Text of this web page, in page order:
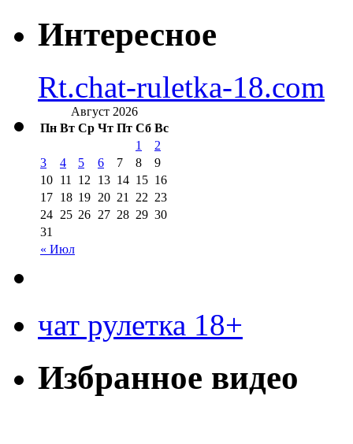
Интересное
Rt.chat-ruletka-18.com
Август 2026
Пн Вт Ср Чт Пт Сб Вс
« Июл
1
2
3
4 5 6 7 8
9
10 11 12 13 14 15 16
17 18 19 20 21 22 23
24 25 26 27 28 29 30
31
чат рулетка 18+
Избранное видео